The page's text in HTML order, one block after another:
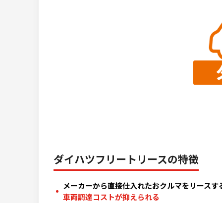
ダイハツフリートリースの特徴
メーカーから直接仕入れたおクルマをリースす
車両調達コストが抑えられる